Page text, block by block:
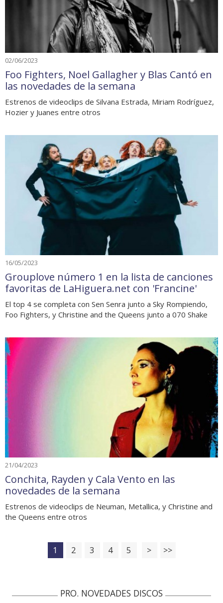
02/06/2023
Foo Fighters, Noel Gallagher y Blas Cantó en
las novedades de la semana
Estrenos de videoclips de Silvana Estrada, Miriam Rodríguez,
Hozier y Juanes entre otros
16/05/2023
Grouplove número 1 en la lista de canciones
favoritas de LaHiguera.net con 'Francine'
El top 4 se completa con Sen Senra junto a Sky Rompiendo,
Foo Fighters, y Christine and the Queens junto a 070 Shake
21/04/2023
Conchita, Rayden y Cala Vento en las
novedades de la semana
Estrenos de videoclips de Neuman, Metallica, y Christine and
the Queens entre otros
1 2 3 4 5 > >>
PRO. NOVEDADES DISCOS